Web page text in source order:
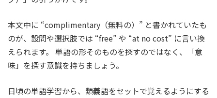
本文中に “complimentary（無料の）” と書かれていたも
のが、設問や選択肢では “free” や “at no cost” に言い換
えられます。 単語の形そのものを探すのではなく、「意
味」を探す意識を持ちましょう。
日頃の単語学習から、類義語をセットで覚えるようにする